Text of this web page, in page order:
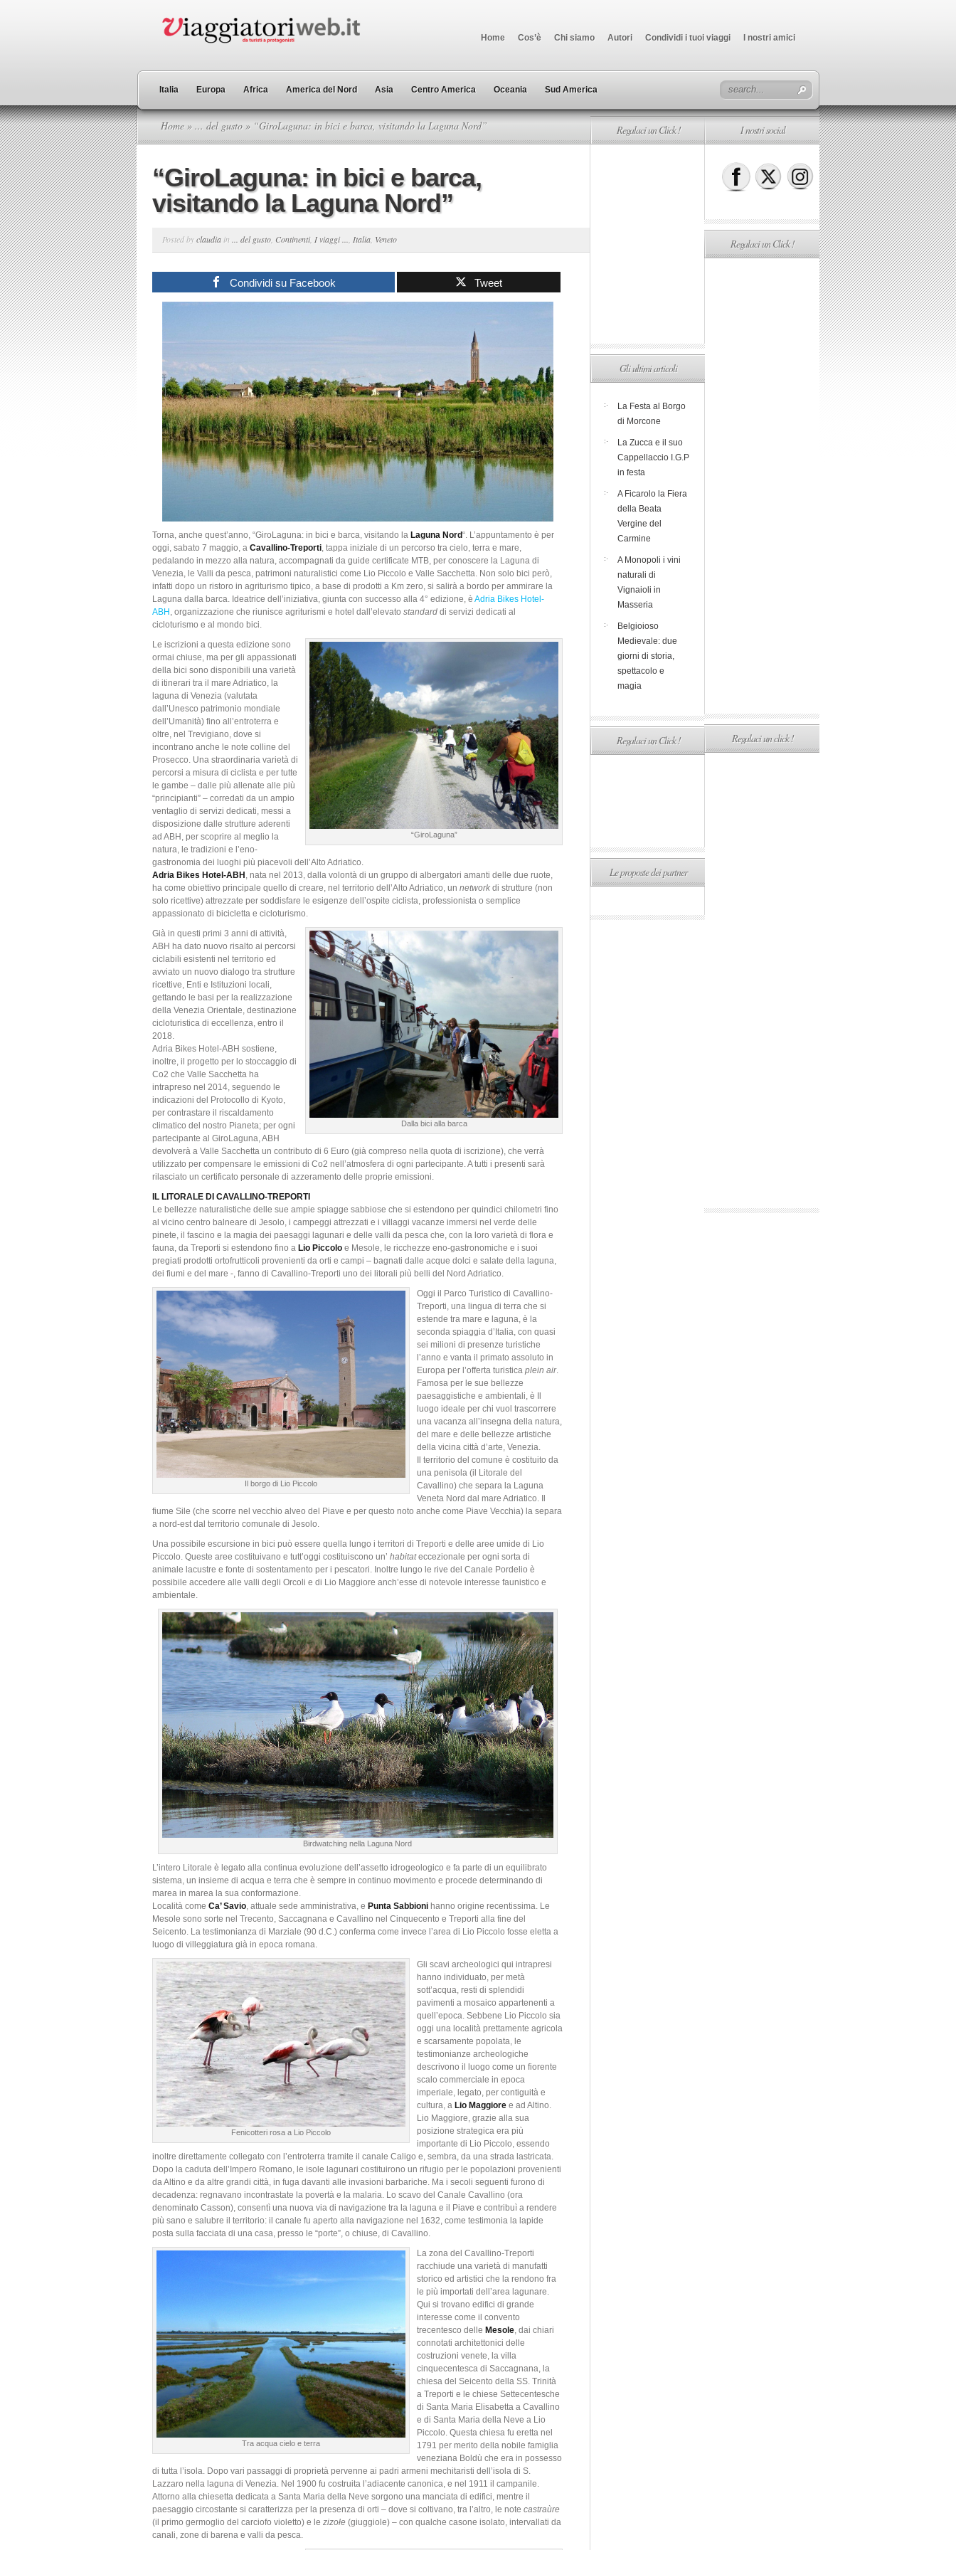
Home Cos’è Chi siamo Autori Condividi i tuoi viaggi I nostri amici
Italia Europa Africa America del Nord Asia Centro America Oceania Sud America
Home » ... del gusto » “GiroLaguna: in bici e barca, visitando la Laguna Nord”
“GiroLaguna: in bici e barca,
visitando la Laguna Nord”
Posted byclaudia in ... del gusto Continenti, I viaggi ... Italia Veneto
Condividi su Facebook Tweet
Torna, anche quest’anno, “GiroLaguna: in bici e barca, visitando la Laguna Nord“. L’appuntamento è per
oggi, sabato 7 maggio, a Cavallino-Treporti, tappa iniziale di un percorso tra cielo, terra e mare,
pedalando in mezzo alla natura, accompagnati da guide certificate MTB, per conoscere la Laguna di
Venezia, le Valli da pesca, patrimoni naturalistici come Lio Piccolo e Valle Sacchetta. Non solo bici però,
infatti dopo un ristoro in agriturismo tipico, a base di prodotti a Km zero, si salirà a bordo per ammirare la
Laguna dalla barca. Ideatrice dell’iniziativa, giunta con successo alla 4° edizione, è Adria Bikes Hotel-
ABH , organizzazione che riunisce agriturismi e hotel dall’elevato standard di servizi dedicati al
cicloturismo e al mondo bici.
“GiroLaguna”
Le iscrizioni a questa edizione sono
ormai chiuse, ma per gli appassionati
della bici sono disponibili una varietà
di itinerari tra il mare Adriatico, la
laguna di Venezia (valutata
dall’Unesco patrimonio mondiale
dell’Umanità) fino all’entroterra e
oltre, nel Trevigiano, dove si
incontrano anche le note colline del
Prosecco. Una straordinaria varietà di
percorsi a misura di ciclista e per tutte
le gambe – dalle più allenate alle più
“principianti” – corredati da un ampio
ventaglio di servizi dedicati, messi a
disposizione dalle strutture aderenti
ad ABH, per scoprire al meglio la
natura, le tradizioni e l’eno-
gastronomia dei luoghi più piacevoli dell’Alto Adriatico.
Adria Bikes Hotel-ABH , nata nel 2013, dalla volontà di un gruppo di albergatori amanti delle due ruote,
ha come obiettivo principale quello di creare, nel territorio dell’Alto Adriatico, un network di strutture (non
solo ricettive) attrezzate per soddisfare le esigenze dell’ospite ciclista, professionista o semplice
appassionato di bicicletta e cicloturismo.
Dalla bici alla barca
Già in questi primi 3 anni di attività,
ABH ha dato nuovo risalto ai percorsi
ciclabili esistenti nel territorio ed
avviato un nuovo dialogo tra strutture
ricettive, Enti e Istituzioni locali,
gettando le basi per la realizzazione
della Venezia Orientale, destinazione
cicloturistica di eccellenza, entro il
2018.
Adria Bikes Hotel-ABH sostiene,
inoltre, il progetto per lo stoccaggio di
Co2 che Valle Sacchetta ha
intrapreso nel 2014, seguendo le
indicazioni del Protocollo di Kyoto,
per contrastare il riscaldamento
climatico del nostro Pianeta; per ogni
partecipante al GiroLaguna, ABH
devolverà a Valle Sacchetta un contributo di 6 Euro (già compreso nella quota di iscrizione), che verrà
utilizzato per compensare le emissioni di Co2 nell’atmosfera di ogni partecipante. A tutti i presenti sarà
rilasciato un certificato personale di azzeramento delle proprie emissioni.
IL LITORALE DI CAVALLINO-TREPORTI
Le bellezze naturalistiche delle sue ampie spiagge sabbiose che si estendono per quindici chilometri fino
al vicino centro balneare di Jesolo, i campeggi attrezzati e i villaggi vacanze immersi nel verde delle
pinete, il fascino e la magia dei paesaggi lagunari e delle valli da pesca che, con la loro varietà di flora e
fauna, da Treporti si estendono fino a Lio Piccolo e Mesole, le ricchezze eno-gastronomiche e i suoi
pregiati prodotti ortofrutticoli provenienti da orti e campi – bagnati dalle acque dolci e salate della laguna,
dei fiumi e del mare -, fanno di Cavallino-Treporti uno dei litorali più belli del Nord Adriatico.
Il borgo di Lio Piccolo
Oggi il Parco Turistico di Cavallino-
Treporti, una lingua di terra che si
estende tra mare e laguna, è la
seconda spiaggia d’Italia, con quasi
sei milioni di presenze turistiche
l’anno e vanta il primato assoluto in
Europa per l’offerta turistica plein air.
Famosa per le sue bellezze
paesaggistiche e ambientali, è Il
luogo ideale per chi vuol trascorrere
una vacanza all’insegna della natura,
del mare e delle bellezze artistiche
della vicina città d’arte, Venezia.
Il territorio del comune è costituito da
una penisola (il Litorale del
Cavallino) che separa la Laguna
Veneta Nord dal mare Adriatico. Il
fiume Sile (che scorre nel vecchio alveo del Piave e per questo noto anche come Piave Vecchia) la separa
a nord-est dal territorio comunale di Jesolo.
Una possibile escursione in bici può essere quella lungo i territori di Treporti e delle aree umide di Lio
Piccolo. Queste aree costituivano e tutt’oggi costituiscono un’ habitateccezionale per ogni sorta di
animale lacustre e fonte di sostentamento per i pescatori. Inoltre lungo le rive del Canale Pordelio è
possibile accedere alle valli degli Orcoli e di Lio Maggiore anch’esse di notevole interesse faunistico e
ambientale.
Birdwatching nella Laguna Nord
L’intero Litorale è legato alla continua evoluzione dell’assetto idrogeologico e fa parte di un equilibrato
sistema, un insieme di acqua e terra che è sempre in continuo movimento e procede determinando di
marea in marea la sua conformazione.
Località come Ca’ Savio, attuale sede amministrativa, e Punta Sabbioni hanno origine recentissima. Le
Mesole sono sorte nel Trecento, Saccagnana e Cavallino nel Cinquecento e Treporti alla fine del
Seicento. La testimonianza di Marziale (90 d.C.) conferma come invece l’area di Lio Piccolo fosse eletta a
luogo di villeggiatura già in epoca romana.
Fenicotteri rosa a Lio Piccolo
Gli scavi archeologici qui intrapresi
hanno individuato, per metà
sott’acqua, resti di splendidi
pavimenti a mosaico appartenenti a
quell’epoca. Sebbene Lio Piccolo sia
oggi una località prettamente agricola
e scarsamente popolata, le
testimonianze archeologiche
descrivono il luogo come un fiorente
scalo commerciale in epoca
imperiale, legato, per contiguità e
cultura, a Lio Maggiore e ad Altino.
Lio Maggiore, grazie alla sua
posizione strategica era più
importante di Lio Piccolo, essendo
inoltre direttamente collegato con l’entroterra tramite il canale Caligo e, sembra, da una strada lastricata.
Dopo la caduta dell’Impero Romano, le isole lagunari costituirono un rifugio per le popolazioni provenienti
da Altino e da altre grandi città, in fuga davanti alle invasioni barbariche. Ma i secoli seguenti furono di
decadenza: regnavano incontrastate la povertà e la malaria. Lo scavo del Canale Cavallino (ora
denominato Casson), consentì una nuova via di navigazione tra la laguna e il Piave e contribuì a rendere
più sano e salubre il territorio: il canale fu aperto alla navigazione nel 1632, come testimonia la lapide
posta sulla facciata di una casa, presso le “porte”, o chiuse, di Cavallino.
Tra acqua cielo e terra
La zona del Cavallino-Treporti
racchiude una varietà di manufatti
storico ed artistici che la rendono fra
le più importati dell’area lagunare.
Qui si trovano edifici di grande
interesse come il convento
trecentesco delle Mesole, dai chiari
connotati architettonici delle
costruzioni venete, la villa
cinquecentesca di Saccagnana, la
chiesa del Seicento della SS. Trinità
a Treporti e le chiese Settecentesche
di Santa Maria Elisabetta a Cavallino
e di Santa Maria della Neve a Lio
Piccolo. Questa chiesa fu eretta nel
1791 per merito della nobile famiglia
veneziana Boldù che era in possesso
di tutta l’isola. Dopo vari passaggi di proprietà pervenne ai padri armeni mechitaristi dell’isola di S.
Lazzaro nella laguna di Venezia. Nel 1900 fu costruita l’adiacente canonica, e nel 1911 il campanile.
Attorno alla chiesetta dedicata a Santa Maria della Neve sorgono una manciata di edifici, mentre il
paesaggio circostante si caratterizza per la presenza di orti – dove si coltivano, tra l’altro, le note castraùre
(il primo germoglio del carciofo violetto) e le zizołe (giuggiole) – con qualche casone isolato, intervallati da
canali, zone di barena e valli da pesca.
Regalaci un Click !
Gli ultimi articoli
La Festa al Borgo
di Morcone
La Zucca e il suo
Cappellaccio I.G.P
in festa
A Ficarolo la Fiera
della Beata
Vergine del
Carmine
A Monopoli i vini
naturali di
Vignaioli in
Masseria
Belgioioso
Medievale: due
giorni di storia,
spettacolo e
magia
Regalaci un Click !
Le proposte dei partner
I nostri social
Regalaci un Click !
Regalaci un click !